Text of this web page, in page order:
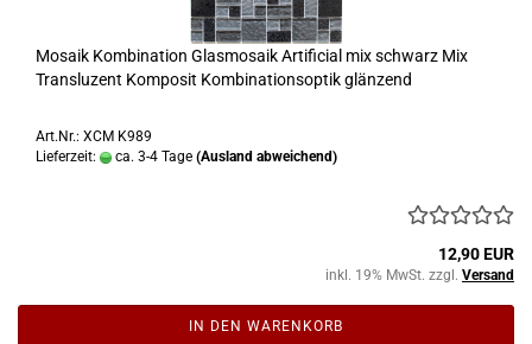
Mosaik Kombination Glasmosaik Artificial mix schwarz Mix
Transluzent Komposit Kombinationsoptik glänzend
Art.Nr.: XCM K989
Lieferzeit:
ca. 3-4 Tage (Ausland abweichend)
12,90 EUR
inkl. 19% MwSt. zzgl. Versand
IN DEN WARENKORB